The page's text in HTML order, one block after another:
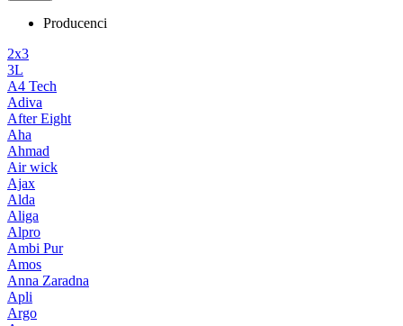
Producenci
2x3
3L
A4 Tech
Adiva
After Eight
Aha
Ahmad
Air wick
Ajax
Alda
Aliga
Alpro
Ambi Pur
Amos
Anna Zaradna
Apli
Argo